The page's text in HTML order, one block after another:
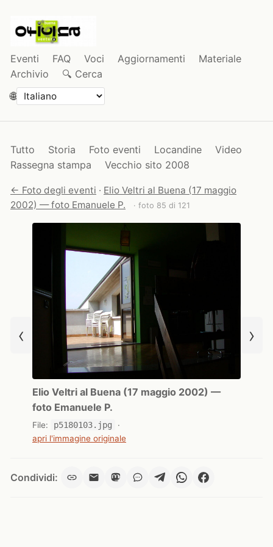
Eventi FAQ Voci Aggiornamenti
Materiale
Archivio
🔍 Cerca
🌐
Tutto Storia Foto eventi Locandine
Video
Rassegna stampa
Vecchio sito 2008
← Foto degli eventi · Elio Veltri al Buena (17 maggio
2002) — foto Emanuele P.
· foto 85 di 121
‹
Elio Veltri al Buena (17 maggio 2002) —
foto Emanuele P.
File: p5180103.jpg
·
apri l'immagine originale
›
Condividi: